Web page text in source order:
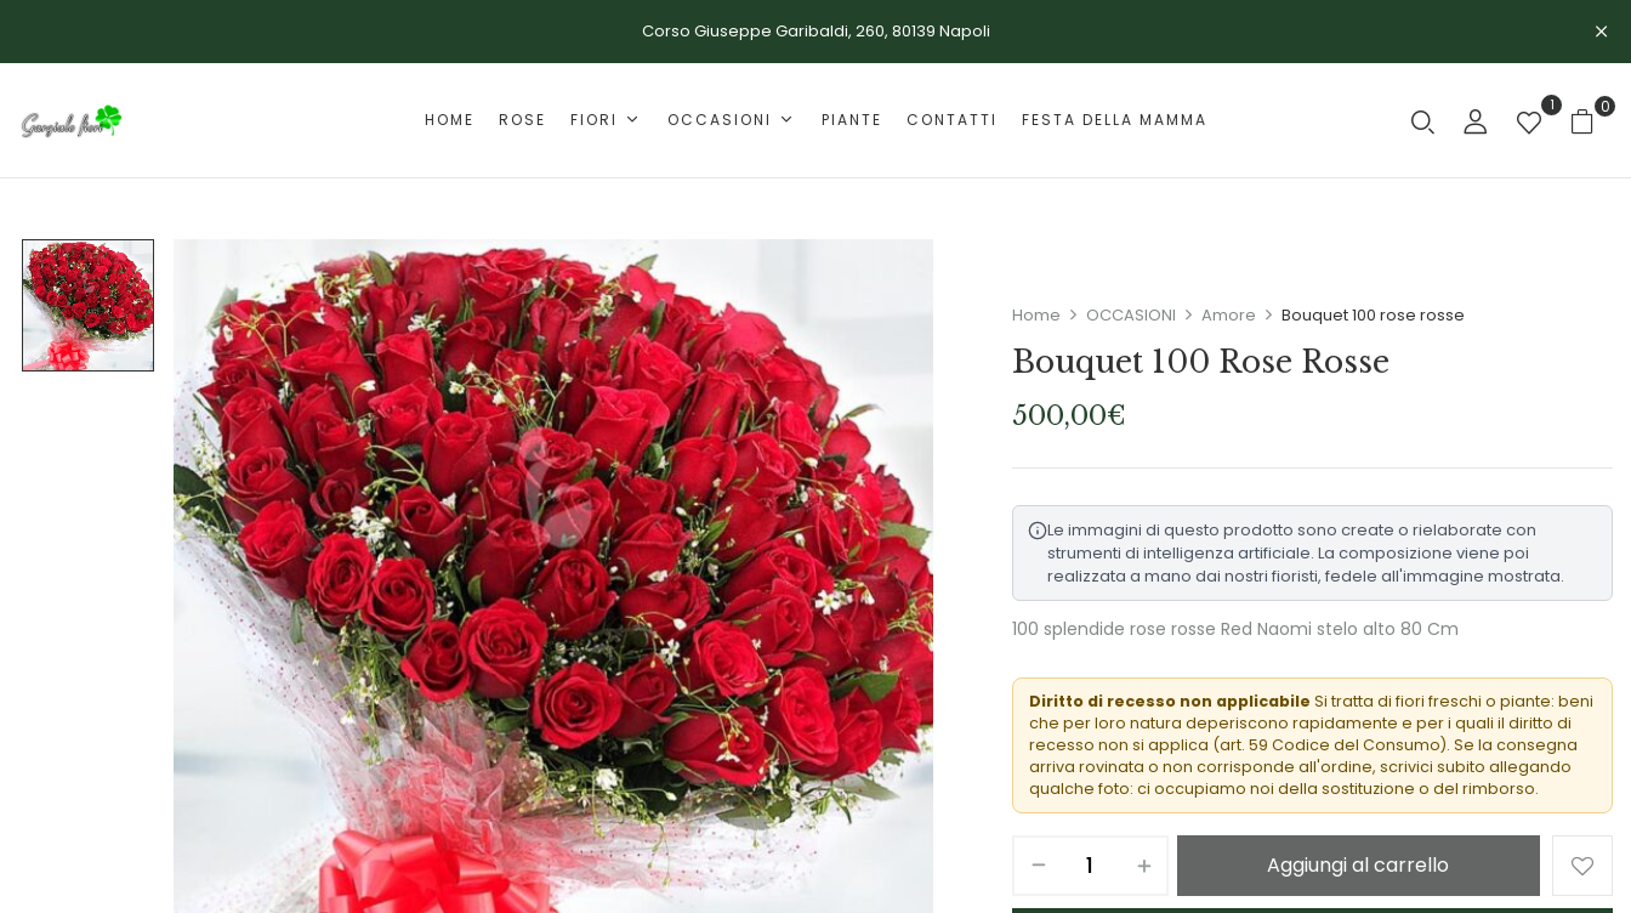
Corso Giuseppe Garibaldi, 260, 80139 Napoli
HOME ROSE FIORI OCCASIONI PIANTE CONTATTI FESTA DELLA MAMMA
1 0
Home OCCASIONI Amore Bouquet 100 rose rosse
Bouquet 100 Rose Rosse
500,00€
Le immagini di questo prodotto sono create o rielaborate con
strumenti di intelligenza artificiale. La composizione viene poi
realizzata a mano dai nostri fioristi, fedele all'immagine mostrata.
100 splendide rose rosse Red Naomi stelo alto 80 Cm
Diritto di recesso non applicabile Si tratta di fiori freschi o piante: beni
che per loro natura deperiscono rapidamente e per i quali il diritto di
recesso non si applica (art. 59 Codice del Consumo). Se la consegna
arriva rovinata o non corrisponde all'ordine, scrivici subito allegando
qualche foto: ci occupiamo noi della sostituzione o del rimborso.
Aggiungi al carrello